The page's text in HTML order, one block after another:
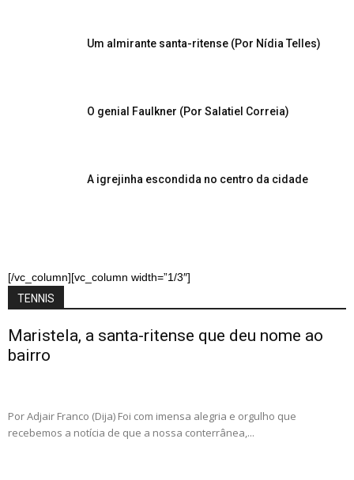
Um almirante santa-ritense (Por Nídia Telles)
O genial Faulkner (Por Salatiel Correia)
A igrejinha escondida no centro da cidade
[/vc_column][vc_column width=”1/3″]
TENNIS
Maristela, a santa-ritense que deu nome ao
bairro
Por Adjair Franco (Dija) Foi com imensa alegria e orgulho que
recebemos a notícia de que a nossa conterrânea,...